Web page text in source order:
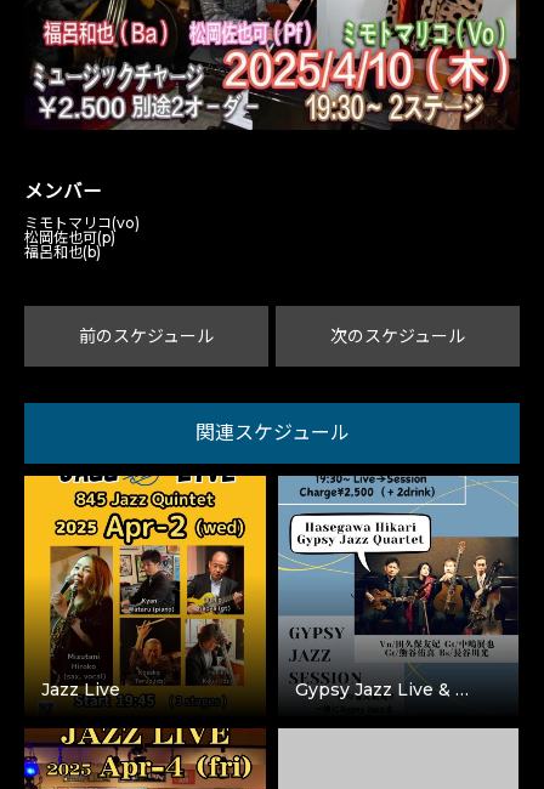
メンバー
ミモトマリコ(vo)
松岡佐也可(p)
福呂和也(b)
前のスケジュール 次のスケジュール
関連スケジュール
Jazz Live Gypsy Jazz Live & …